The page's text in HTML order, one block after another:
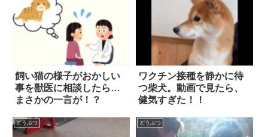
飼い猫の様子がおかしい
事を獣医に相談したら…
まさかの一言が！？
ワクチン接種を静かに待
つ柴犬。動画で見たら、
健気すぎた！！
どうぶつ どうぶつ